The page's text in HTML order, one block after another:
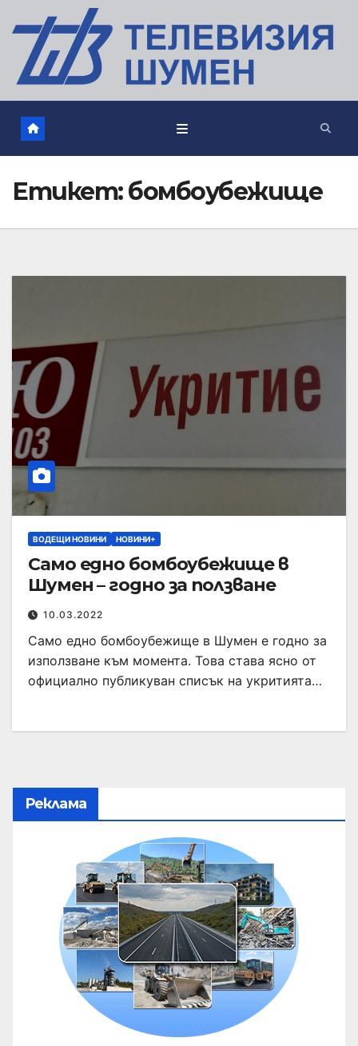
Етикет:бомбоубежище
ВОДЕЩИ НОВИНИ НОВИНИ+
Само едно бомбоубежище в
Шумен – годно за ползване
10.03.2022
Само едно бомбоубежище в Шумен е годно за
използване към момента. Това става ясно от
официално публикуван списък на укритията…
Реклама